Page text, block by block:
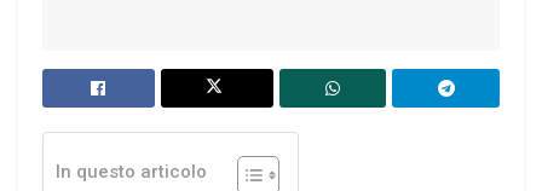
In questo articolo